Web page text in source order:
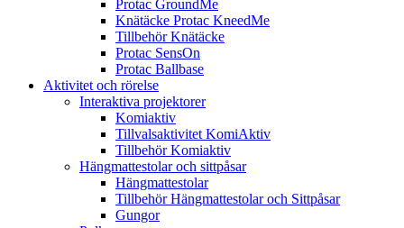
Protac GroundMe
Knätäcke Protac KneedMe
Tillbehör Knätäcke
Protac SensOn
Protac Ballbase
Aktivitet och rörelse
Interaktiva projektorer
Komiaktiv
Tillvalsaktivitet KomiAktiv
Tillbehör Komiaktiv
Hängmattestolar och sittpåsar
Hängmattestolar
Tillbehör Hängmattestolar och Sittpåsar
Gungor